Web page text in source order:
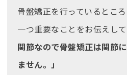
骨盤矯正を行っているところ
一つ重要なことをお伝えして
関節なので骨盤矯正は関節
ません。」